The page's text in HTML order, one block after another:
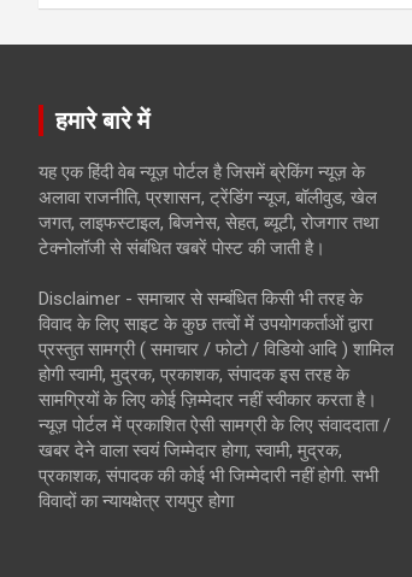
हमारे बारे में
यह एक हिंदी वेब न्यूज़ पोर्टल है जिसमें ब्रेकिंग न्यूज़ के
अलावा राजनीति, प्रशासन, ट्रेंडिंग न्यूज, बॉलीवुड, खेल
जगत, लाइफस्टाइल, बिजनेस, सेहत, ब्यूटी, रोजगार तथा
टेक्नोलॉजी से संबंधित खबरें पोस्ट की जाती है।
Disclaimer - समाचार से सम्बंधित किसी भी तरह के
विवाद के लिए साइट के कुछ तत्वों में उपयोगकर्ताओं द्वारा
प्रस्तुत सामग्री ( समाचार / फोटो / विडियो आदि ) शामिल
होगी स्वामी, मुद्रक, प्रकाशक, संपादक इस तरह के
सामग्रियों के लिए कोई ज़िम्मेदार नहीं स्वीकार करता है।
न्यूज़ पोर्टल में प्रकाशित ऐसी सामग्री के लिए संवाददाता /
खबर देने वाला स्वयं जिम्मेदार होगा, स्वामी, मुद्रक,
प्रकाशक, संपादक की कोई भी जिम्मेदारी नहीं होगी. सभी
विवादों का न्यायक्षेत्र रायपुर होगा